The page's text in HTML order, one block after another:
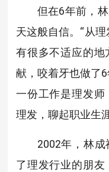
但在6年前，
天这般自信。“从理
有很多不适应的
献，咬着牙也做了
一份工作是理发
理发，聊起职业生
2002年，林
了理发行业的朋